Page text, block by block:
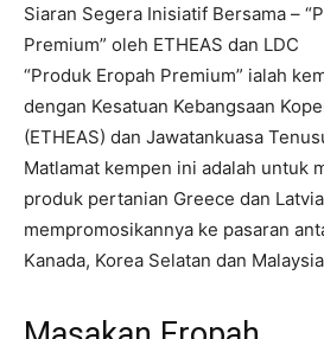
Siaran Segera Inisiatif Bersama –
Premium” oleh ETHEAS dan LDC
“Produk Eropah Premium” ialah
dengan Kesatuan Kebangsaan
(ETHEAS) dan Jawatankuasa
Matlamat kempen ini adalah untuk
produk pertanian Greece dan
mempromosikannya ke pasaran
Kanada, Korea Selatan dan